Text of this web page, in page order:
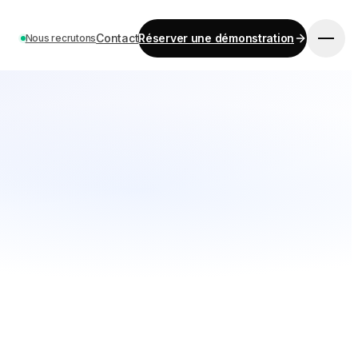
Nous recrutonsContactRéserver une démonstration